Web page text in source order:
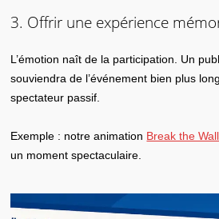
3. Offrir une expérience
L’émotion naît de la participation. Un
souviendra de l’événement bien plus
spectateur passif.
Exemple : notre animation Break the Wall
un moment spectaculaire.